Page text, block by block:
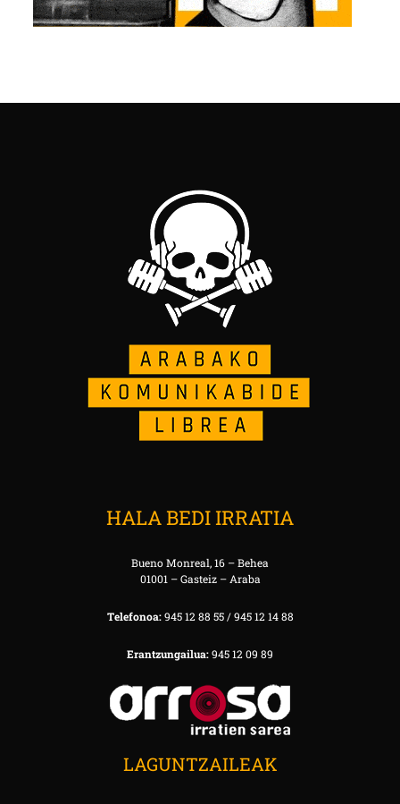
HALA BEDI IRRATIA
Bueno Monreal, 16 – Behea
01001 – Gasteiz – Araba
Telefonoa:945 12 88 55 / 945 12 14 88
Erantzungailua:945 12 09 89
LAGUNTZAILEAK